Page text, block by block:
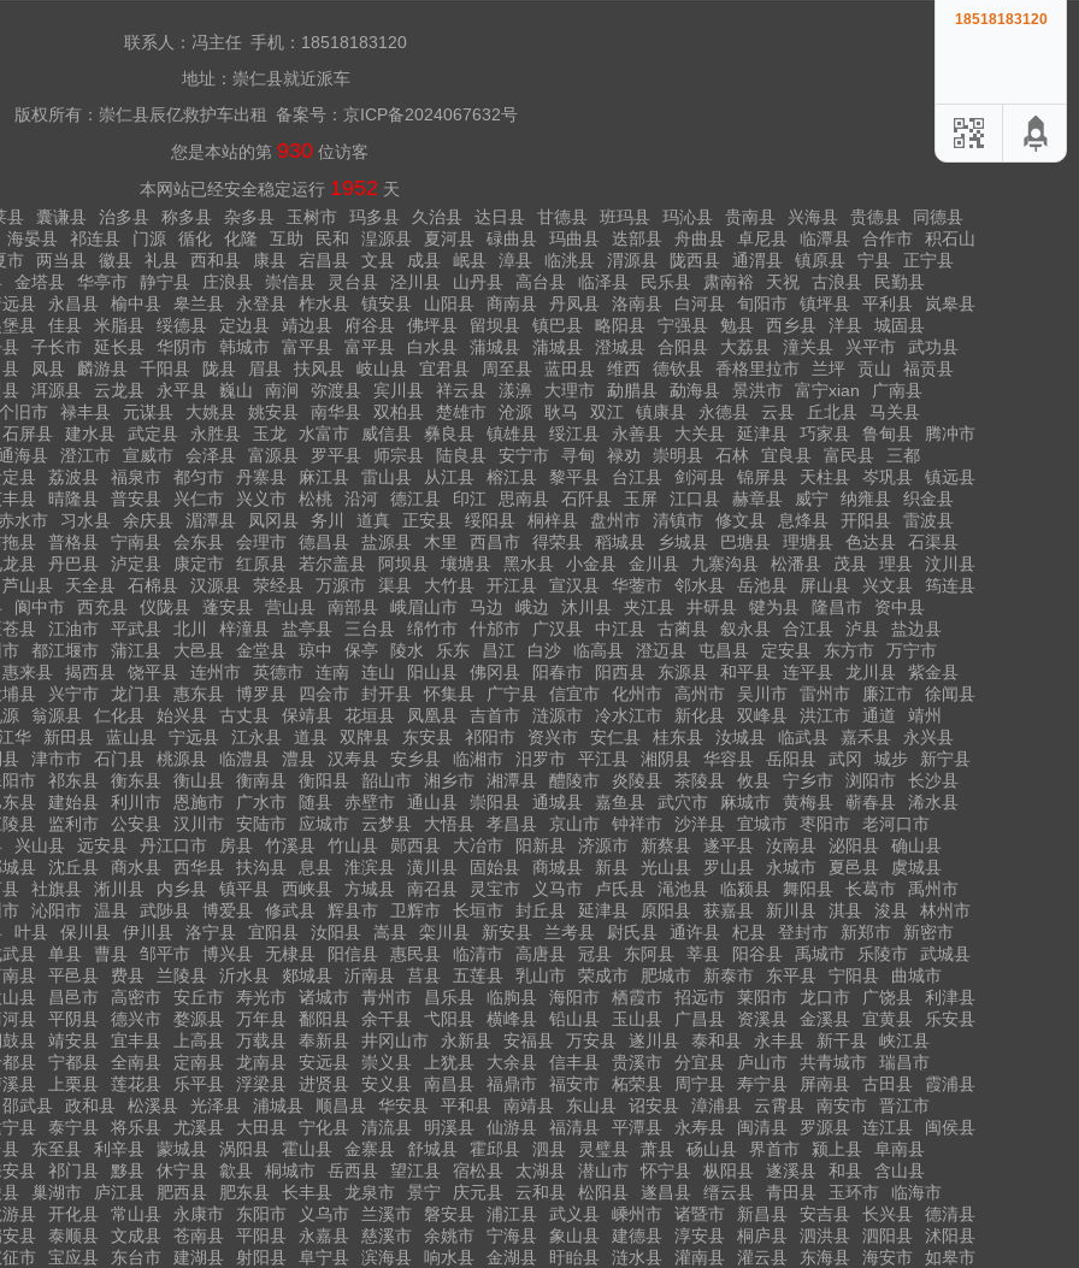
联系人：冯主任 手机：18518183120
地址：崇仁县就近派车
版权所有：崇仁县辰亿救护车出租 备案号： 京ICP备2024067632号
您是本站的第 930 位访客
本网站已经安全稳定运行 1952 天
县
囊谦县 治多县 称多县 杂多县 玉树市 玛多县 久治县 达日县 甘德县 班玛县 玛沁县 贵南县 兴海县 贵德县
同德县
海晏县
祁连县 门源 循化 化隆 互助 民和 湟源县 夏河县 碌曲县 玛曲县 迭部县 舟曲县 卓尼县 临潭县 合作市
积石山
市
两当县 徽县 礼县 西和县 康县 宕昌县 文县 成县 岷县 漳县 临洮县 渭源县 陇西县 通渭县 镇原县 宁县
正宁县
金塔县 华亭市 静宁县 庄浪县 崇信县 灵台县 泾川县 山丹县 高台县 临泽县 民乐县 肃南裕 天祝 古浪县
民勤县
县
永昌县 榆中县 皋兰县 永登县 柞水县 镇安县 山阳县 商南县 丹凤县 洛南县 白河县 旬阳市 镇坪县 平利县
岚皋县
县
佳县 米脂县 绥德县 定边县 靖边县 府谷县 佛坪县 留坝县 镇巴县 略阳县 宁强县 勉县 西乡县 洋县
城固县
子长市 延长县 华阴市 韩城市 富平县 富平县 白水县 蒲城县 蒲城县 澄城县 合阳县 大荔县 潼关县 兴平市
武功县
凤县 麟游县 千阳县 陇县 眉县 扶风县 岐山县 宜君县 周至县 蓝田县 维西 德钦县 香格里拉市 兰坪 贡山
福贡县
洱源县 云龙县 永平县 巍山 南涧 弥渡县 宾川县 祥云县 漾濞 大理市 勐腊县 勐海县 景洪市 富宁xian
广南县
旧市
禄丰县 元谋县 大姚县 姚安县 南华县 双柏县 楚雄市 沧源 耿马 双江 镇康县 永德县 云县 丘北县
马关县
石屏县
建水县 武定县 永胜县 玉龙 水富市 威信县 彝良县 镇雄县 绥江县 永善县 大关县 延津县 巧家县 鲁甸县
腾冲市
海县
澄江市 宣威市 会泽县 富源县 罗平县 师宗县 陆良县 安宁市 寻甸 禄劝 崇明县 石林 宜良县 富民县
三都
县
荔波县 福泉市 都匀市 丹寨县 麻江县 雷山县 从江县 榕江县 黎平县 台江县 剑河县 锦屏县 天柱县 岑巩县
镇远县
县
晴隆县 普安县 兴仁市 兴义市 松桃 沿河 德江县 印江 思南县 石阡县 玉屏 江口县 赫章县 威宁 纳雍县
织金县
水市
习水县 余庆县 湄潭县 凤冈县 务川 道真 正安县 绥阳县 桐梓县 盘州市 清镇市 修文县 息烽县 开阳县
雷波县
县
普格县 宁南县 会东县 会理市 德昌县 盐源县 木里 西昌市 得荣县 稻城县 乡城县 巴塘县 理塘县 色达县
石渠县
县
丹巴县 泸定县 康定市 红原县 若尔盖县 阿坝县 壤塘县 黑水县 小金县 金川县 九寨沟县 松潘县 茂县 理县
汶川县
芦山县
天全县 石棉县 汉源县 荥经县 万源市 渠县 大竹县 开江县 宣汉县 华蓥市 邻水县 岳池县 屏山县 兴文县
筠连县
阆中市 西充县 仪陇县 蓬安县 营山县 南部县 峨眉山市 马边 峨边 沐川县 夹江县 井研县 犍为县 隆昌市
资中县
县
江油市 平武县 北川 梓潼县 盐亭县 三台县 绵竹市 什邡市 广汉县 中江县 古蔺县 叙永县 合江县 泸县
盐边县
都江堰市 蒲江县 大邑县 金堂县 琼中 保亭 陵水 乐东 昌江 白沙 临高县 澄迈县 屯昌县 定安县 东方市
万宁市
惠来县
揭西县 饶平县 连州市 英德市 连南 连山 阳山县 佛冈县 阳春市 阳西县 东源县 和平县 连平县 龙川县
紫金县
县
兴宁市 龙门县 惠东县 博罗县 四会市 封开县 怀集县 广宁县 信宜市 化州市 高州市 吴川市 雷州市 廉江市
徐闻县
翁源县 仁化县 始兴县 古丈县 保靖县 花垣县 凤凰县 吉首市 涟源市 冷水江市 新化县 双峰县 洪江市 通道
靖州
华
新田县 蓝山县 宁远县 江永县 道县 双牌县 东安县 祁阳市 资兴市 安仁县 桂东县 汝城县 临武县 嘉禾县
永兴县
津市市 石门县 桃源县 临澧县 澧县 汉寿县 安乡县 临湘市 汨罗市 平江县 湘阴县 华容县 岳阳县 武冈 城步
新宁县
市
祁东县 衡东县 衡山县 衡南县 衡阳县 韶山市 湘乡市 湘潭县 醴陵市 炎陵县 茶陵县 攸县 宁乡市 浏阳市
长沙县
县
建始县 利川市 恩施市 广水市 随县 赤壁市 通山县 崇阳县 通城县 嘉鱼县 武穴市 麻城市 黄梅县 蕲春县
浠水县
县
监利市 公安县 汉川市 安陆市 应城市 云梦县 大悟县 孝昌县 京山市 钟祥市 沙洋县 宜城市 枣阳市
老河口市
兴山县 远安县 丹江口市 房县 竹溪县 竹山县 郧西县 大冶市 阳新县 济源市 新蔡县 遂平县 汝南县 泌阳县
确山县
县
沈丘县 商水县 西华县 扶沟县 息县 淮滨县 潢川县 固始县 商城县 新县 光山县 罗山县 永城市 夏邑县
虞城县
社旗县 淅川县 内乡县 镇平县 西峡县 方城县 南召县 灵宝市 义马市 卢氏县 渑池县 临颍县 舞阳县 长葛市
禹州市
沁阳市 温县 武陟县 博爱县 修武县 辉县市 卫辉市 长垣市 封丘县 延津县 原阳县 获嘉县 新川县 淇县 浚县
林州市
叶县 保川县 伊川县 洛宁县 宜阳县 汝阳县 嵩县 栾川县 新安县 兰考县 尉氏县 通许县 杞县 登封市 新郑市
新密市
县
单县 曹县 邹平市 博兴县 无棣县 阳信县 惠民县 临清市 高唐县 冠县 东阿县 莘县 阳谷县 禹城市 乐陵市
武城县
县
平邑县 费县 兰陵县 沂水县 郯城县 沂南县 莒县 五莲县 乳山市 荣成市 肥城市 新泰市 东平县 宁阳县
曲城市
县
昌邑市 高密市 安丘市 寿光市 诸城市 青州市 昌乐县 临朐县 海阳市 栖霞市 招远市 莱阳市 龙口市 广饶县
利津县
县
平阴县 德兴市 婺源县 万年县 鄱阳县 余干县 弋阳县 横峰县 铅山县 玉山县 广昌县 资溪县 金溪县 宜黄县
乐安县
县
靖安县 宜丰县 上高县 万载县 奉新县 井冈山市 永新县 安福县 万安县 遂川县 泰和县 永丰县 新干县
峡江县
县
宁都县 全南县 定南县 龙南县 安远县 崇义县 上犹县 大余县 信丰县 贵溪市 分宜县 庐山市 共青城市
瑞昌市
县
上栗县 莲花县 乐平县 浮梁县 进贤县 安义县 南昌县 福鼎市 福安市 柘荣县 周宁县 寿宁县 屏南县 古田县
霞浦县
邵武县
政和县 松溪县 光泽县 浦城县 顺昌县 华安县 平和县 南靖县 东山县 诏安县 漳浦县 云霄县 南安市
晋江市
县
泰宁县 将乐县 尤溪县 大田县 宁化县 清流县 明溪县 仙游县 福清县 平潭县 永寿县 闽清县 罗源县 连江县
闽侯县
东至县 利辛县 蒙城县 涡阳县 霍山县 金寨县 舒城县 霍邱县 泗县 灵璧县 萧县 砀山县 界首市 颍上县
阜南县
县
祁门县 黟县 休宁县 歙县 桐城市 岳西县 望江县 宿松县 太湖县 潜山市 怀宁县 枞阳县 遂溪县 和县
含山县
巢湖市 庐江县 肥西县 肥东县 长丰县 龙泉市 景宁 庆元县 云和县 松阳县 遂昌县 缙云县 青田县 玉环市
临海市
县
开化县 常山县 永康市 东阳市 义乌市 兰溪市 磐安县 浦江县 武义县 嵊州市 诸暨市 新昌县 安吉县 长兴县
德清县
县
泰顺县 文成县 苍南县 平阳县 永嘉县 慈溪市 余姚市 宁海县 象山县 建德县 淳安县 桐庐县 泗洪县 泗阳县
沭阳县
市
宝应县 东台市 建湖县 射阳县 阜宁县 滨海县 响水县 金湖县 盱眙县 涟水县 灌南县 灌云县 东海县 海安市 如皋市
18518183120